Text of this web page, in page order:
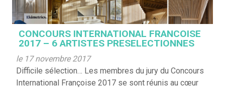
CONCOURS INTERNATIONAL FRANCOISE
2017 – 6 ARTISTES PRESELECTIONNES
le 17 novembre 2017
Difficile sélection… Les membres du jury du Concours
International Françoise 2017 se sont réunis au cœur